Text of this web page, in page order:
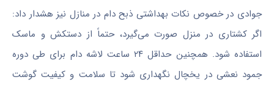
جوادی در خصوص نکات بهداشتی ذبح دام در منازل نیز هشدار داد:
اگر کشتاری در منزل صورت می‌گیرد، حتماً از دستکش و ماسک
استفاده شود. همچنین حداقل ۲۴ ساعت لاشه دام برای طی دوره
جمود نعشی در یخچال نگهداری شود تا سلامت و کیفیت گوشت